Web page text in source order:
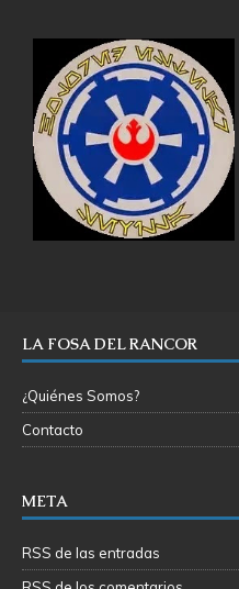
LA FOSA DEL RANCOR
¿Quiénes Somos?
Contacto
META
RSS de las entradas